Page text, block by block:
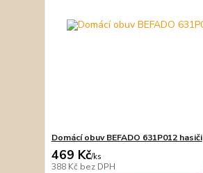
Domácí obuv BEFADO 631P012 hasiči
469 Kč/ks
388 Kč bez DPH